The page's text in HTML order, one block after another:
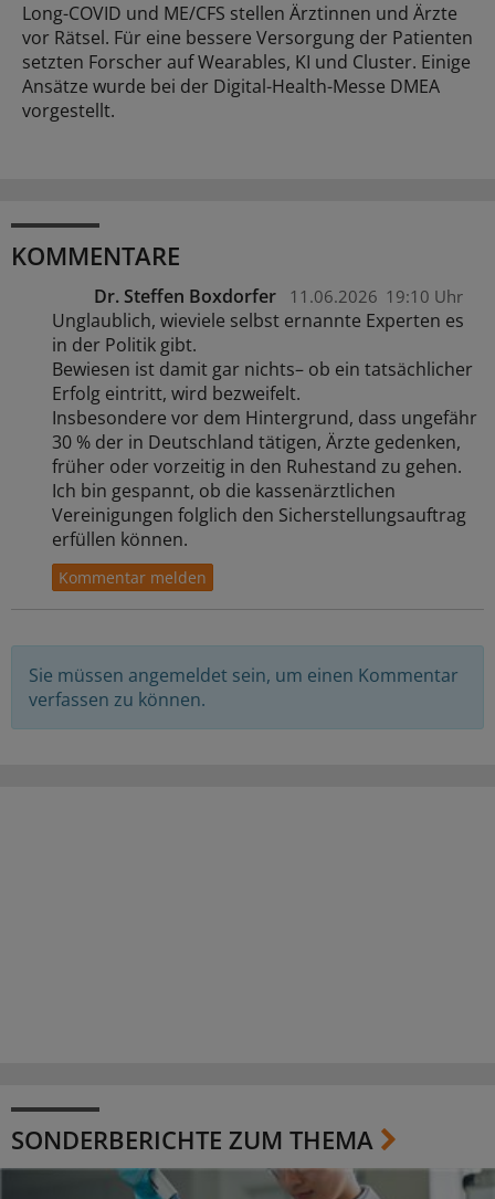
Long-COVID und ME/CFS stellen Ärztinnen und Ärzte
vor Rätsel. Für eine bessere Versorgung der Patienten
setzten Forscher auf Wearables, KI und Cluster. Einige
Ansätze wurde bei der Digital-Health-Messe DMEA
vorgestellt.
KOMMENTARE
Dr. Steffen Boxdorfer 11.06.2026 19:10 Uhr
Unglaublich, wieviele selbst ernannte Experten es
in der Politik gibt.
Bewiesen ist damit gar nichts– ob ein tatsächlicher
Erfolg eintritt, wird bezweifelt.
Insbesondere vor dem Hintergrund, dass ungefähr
30 % der in Deutschland tätigen, Ärzte gedenken,
früher oder vorzeitig in den Ruhestand zu gehen.
Ich bin gespannt, ob die kassenärztlichen
Vereinigungen folglich den Sicherstellungsauftrag
erfüllen können.
Sie müssen angemeldet sein, um einen Kommentar
verfassen zu können.
SONDERBERICHTE ZUM THEMA